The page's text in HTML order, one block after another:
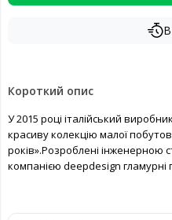
Короткий опис
У 2015 році італійський
красиву колекцію малої
років».Розроблені інженерною
компанією deepdesign гламурні